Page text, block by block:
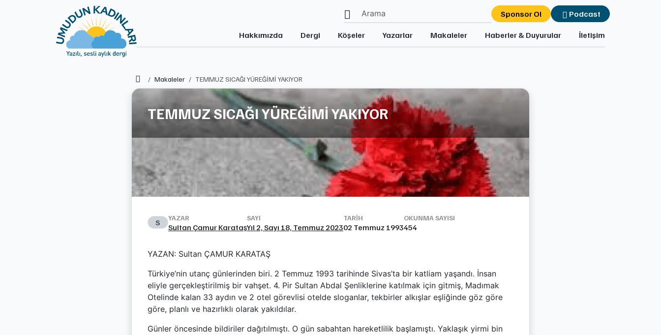
Sponsor Ol Podcast
Hakkımızda Dergi Köşeler Yazarlar Makaleler Haberler & Duyurular İletişim
Ana SayfaMakaleler TEMMUZ SICAĞI YÜREĞİMİ YAKIYOR
TEMMUZ SICAĞI YÜREĞİMİ YAKIYOR
S YAZAR
Sultan Çamur Karataş
SAYI
Yıl 2, Sayı 18, Temmuz 2023
TARIH
02 Temmuz 1993
OKUNMA SAYISI
454
YAZAN: Sultan ÇAMUR KARATAŞ
Türkiye’nin utanç günlerinden biri. 2 Temmuz 1993 tarihinde Sivas’ta bir katliam yaşandı. İnsan
eliyle gerçekleştirilmiş bir vahşet. 4. Pir Sultan Abdal Şenliklerine katılmak için gitmiş, Madımak
Otelinde kalan 33 aydın ve 2 otel görevlisi otelde sloganlar, tekbirler alkışlar eşliğinde göz göre
göre, planlı ve hazırlıklı olarak yakıldılar.
Günler öncesinde bildiriler dağıtılmıştı. O gün sabahtan hareketlilik başlamıştı. Yaklaşık yirmi bin